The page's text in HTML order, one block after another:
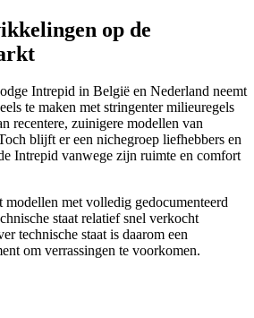
op de
Intrepid in België en Nederland neemt
te maken met stringenter milieuregels
recentere, zuinigere modellen van
blijft er een nichegroep liefhebbers en
Intrepid vanwege zijn ruimte en comfort
met volledig gedocumenteerd
staat relatief snel verkocht
technische staat is daarom een
om verrassingen te voorkomen.